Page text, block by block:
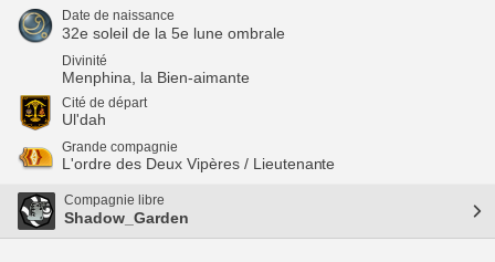
Date de naissance
32e soleil de la 5e lune ombrale
Divinité
Menphina, la Bien-aimante
Cité de départ
Ul'dah
Grande compagnie
L'ordre des Deux Vipères / Lieutenante
Compagnie libre
Shadow_Garden